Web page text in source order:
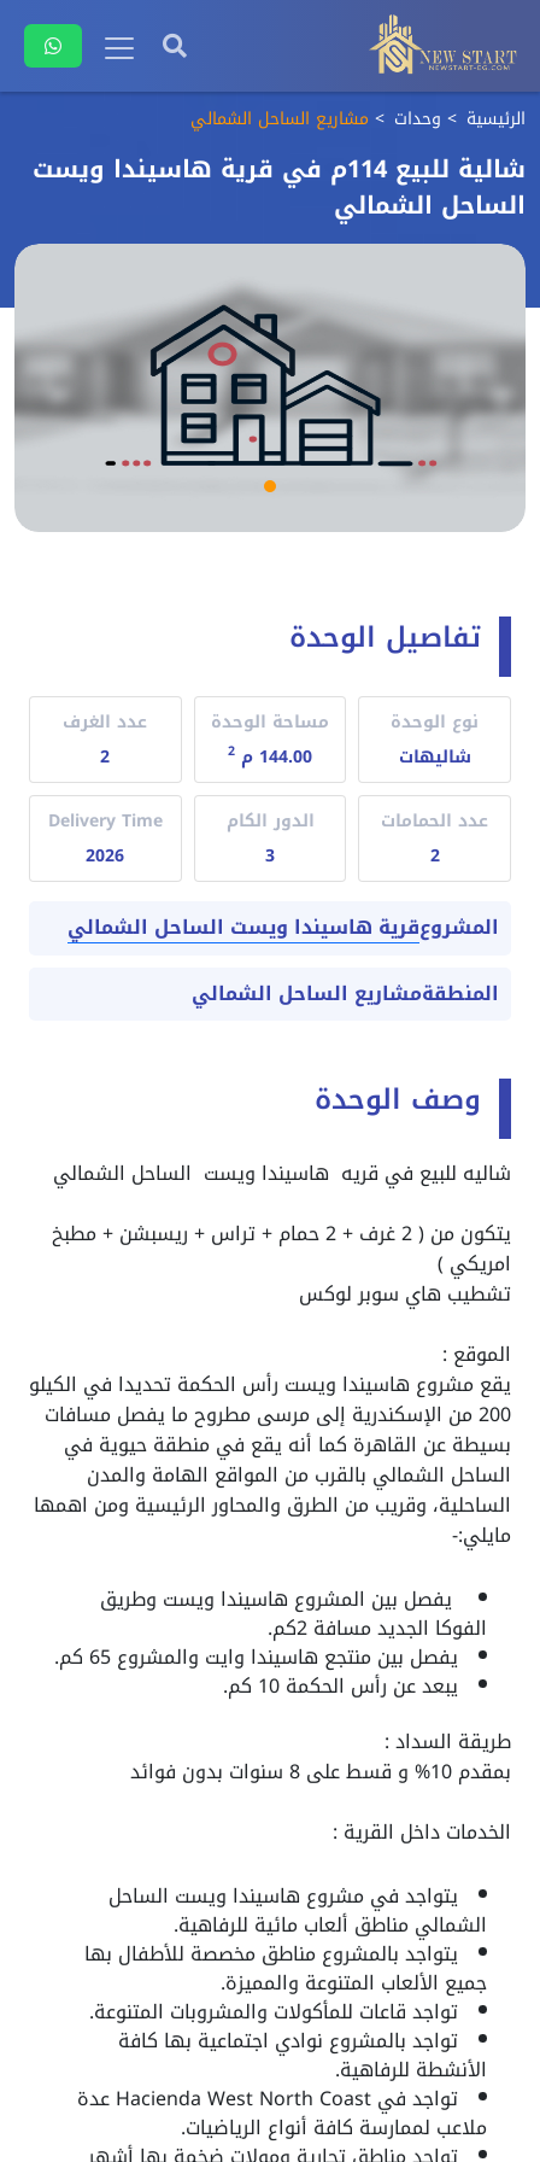
الرئيسية وحدات مشاريع الساحل الشمالي
شالية للبيع 114م في قرية هاسيندا ويست
الساحل الشمالي
تفاصيل الوحدة
نوع الوحدة
شاليهات
مساحة الوحدة
144.00 م
2
عدد الغرف
2
عدد الحمامات
2
الدور الكام
3
Delivery Time
2026
المشروعقرية هاسيندا ويست الساحل الشمالي
المنطقةمشاريع الساحل الشمالي
وصف الوحدة
شاليه للبيع في قريه هاسيندا ويست الساحل الشمالي
يتكون من ( 2 غرف + 2 حمام + تراس + ريسبشن + مطبخ
امريكي )
تشطيب هاي سوبر لوكس
الموقع :
يقع مشروع هاسيندا ويست رأس الحكمة تحديدا في الكيلو
200 من الإسكندرية إلى مرسى مطروح ما يفصل مسافات
بسيطة عن القاهرة كما أنه يقع في منطقة حيوية في
الساحل الشمالي بالقرب من المواقع الهامة والمدن
الساحلية، وقريب من الطرق والمحاور الرئيسية ومن اهمها
مايلي:-
يفصل بين المشروع هاسيندا ويست وطريق
الفوكا الجديد مسافة 2كم.
يفصل بين منتجع هاسيندا وايت والمشروع 65 كم.
يبعد عن رأس الحكمة 10 كم.
طريقة السداد :
بمقدم 10% و قسط على 8 سنوات بدون فوائد
الخدمات داخل القرية :
يتواجد في مشروع هاسيندا ويست الساحل
الشمالي مناطق ألعاب مائية للرفاهية.
يتواجد بالمشروع مناطق مخصصة للأطفال بها
جميع الألعاب المتنوعة والمميزة.
تواجد قاعات للمأكولات والمشروبات المتنوعة.
تواجد بالمشروع نوادي اجتماعية بها كافة
الأنشطة للرفاهية.
تواجد في Hacienda West North Coast عدة
ملاعب لممارسة كافة أنواع الرياضيات.